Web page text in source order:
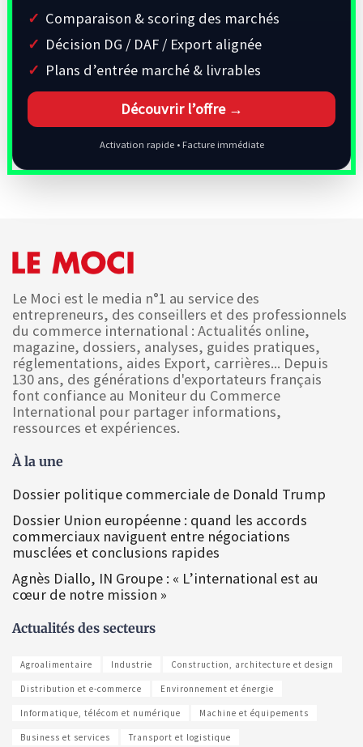
Comparaison & scoring des marchés
Décision DG / DAF / Export alignée
Plans d’entrée marché & livrables
Découvrir l’offre →
Activation rapide • Facture immédiate
Le Moci est le media n°1 au service des
entrepreneurs, des conseillers et des professionnels
du commerce international : Actualités online,
magazine, dossiers, analyses, guides pratiques,
réglementations, aides Export, carrières... Depuis
130 ans, des générations d'exportateurs français
font confiance au Moniteur du Commerce
International pour partager informations,
ressources et expériences.
À la une
Dossier politique commerciale de Donald Trump
Dossier Union européenne : quand les accords
commerciaux naviguent entre négociations
musclées et conclusions rapides
Agnès Diallo, IN Groupe : « L’international est au
cœur de notre mission »
Actualités des secteurs
Agroalimentaire Industrie Construction, architecture et design
Distribution et e-commerce Environnement et énergie
Informatique, télécom et numérique Machine et équipements
Business et services Transport et logistique